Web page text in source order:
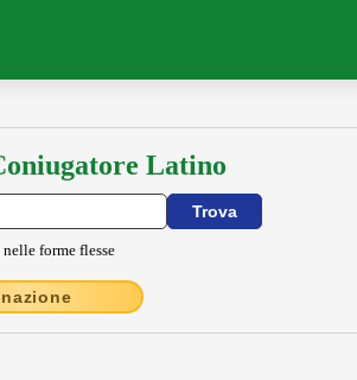
Latino
nelle forme flesse